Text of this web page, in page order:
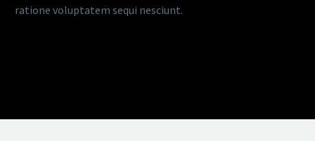
ratione voluptatem sequi nesciunt.